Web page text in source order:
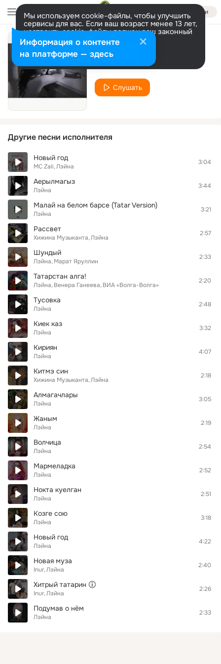
Войти
Мы используем cookie-файлы, чтобы улучшить
сервисы для вас. Если ваш возраст менее 13 лет,
настроить cookie-файлы должен ваш законный
представитель. Больше информации
Разрешить все Настроить
Обними ими
Лэйна
Слушать
Другие песни исполнителя
Новый год
MC Zali Лэйна
3:04
Аерылмагыз
Лэйна
3:44
Малай на белом барсе (Tatar Version)
Лэйна
3:21
Рассвет
Хижина Музыканта Лэйна
2:57
Шундый
Лэйна Марат Яруллин
2:33
Татарстан алга!
Лэйна Венера Ганеева ВИА «Волга-Волга»
2:20
Тусовка
Лэйна
2:48
Киек каз
Лэйна
3:32
Кириян
Лэйна
4:07
Китмэ син
Хижина Музыканта Лэйна
2:18
Алмагачлары
Лэйна
3:05
Жаным
Лэйна
2:19
Волчица
Лэйна
2:54
Мармеладка
Лэйна
2:52
Нокта куелган
Лэйна
2:51
Козге сою
Лэйна
3:18
Новый год
Лэйна
4:22
Новая муза
Inur Лэйна
2:40
Хитрый татарин
Inur Лэйна
2:26
Подумав о нём
Лэйна
2:33
Информация о контенте
на платформе — здесь